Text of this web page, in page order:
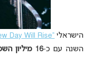
הישראלי “New Day Will Rise”
השנה עם כ-16 מיליון השמעות